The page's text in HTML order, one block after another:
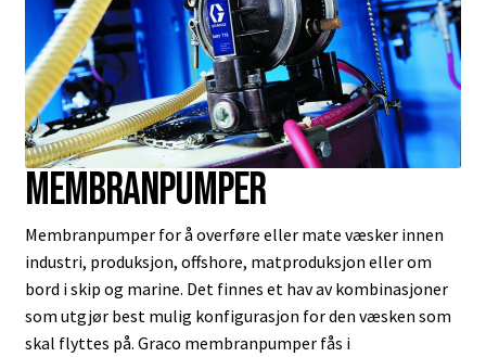
Membranpumper
Membranpumper for å overføre eller mate væsker innen
industri, produksjon, offshore, matproduksjon eller om
bord i skip og marine. Det finnes et hav av kombinasjoner
som utgjør best mulig konfigurasjon for den væsken som
skal flyttes på. Graco membranpumper fås i